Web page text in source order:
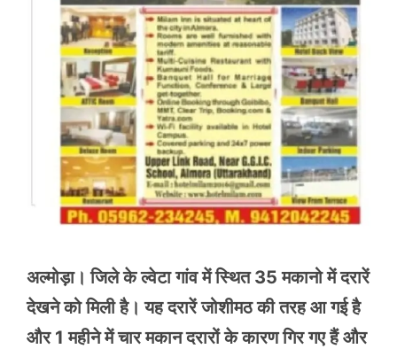
अल्मोड़ा। जिले के ल्वेटा गांव में स्थित 35 मकानो में दरारें
देखने को मिली है। यह दरारें जोशीमठ की तरह आ गई है
और 1 महीने में चार मकान दरारों के कारण गिर गए हैं और